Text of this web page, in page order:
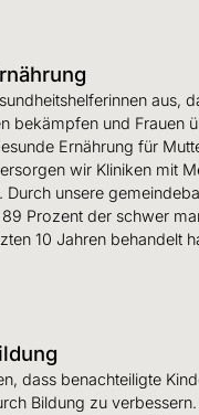
aus,
bekämpfen und Frauen
Ernährung für
wir Kliniken mit
Durch unsere
Prozent der schwer
10 Jahren behandelt
dass benachteiligte
Bildung zu